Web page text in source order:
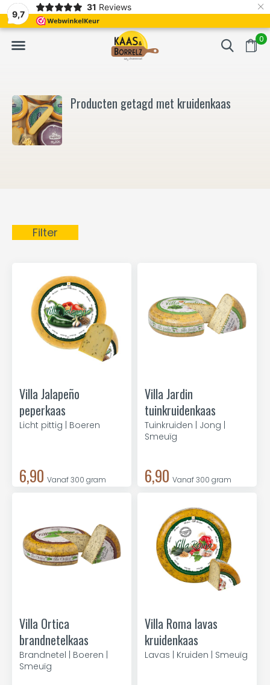
9,7
31 Reviews ×
0
Vers van het mes en gevacumeerd Vaak volgende
Producten getagd met kruidenkaas
Filter
Villa Jalapeño
peperkaas
Licht pittig | Boeren
6,90 Vanaf 300 gram
Villa Jardin
tuinkruidenkaas
Tuinkruiden | Jong |
Smeuïg
6,90 Vanaf 300 gram
Villa Ortica
brandnetelkaas
Brandnetel | Boeren |
Smeuïg
Villa Roma lavas
kruidenkaas
Lavas | Kruiden | Smeuïg